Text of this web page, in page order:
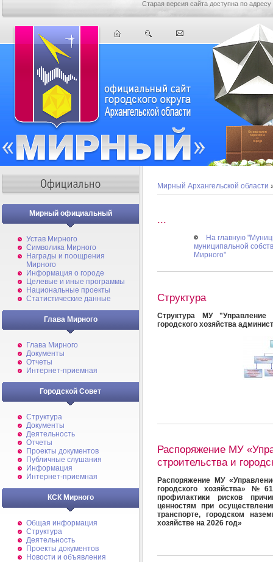
Старая версия сайта доступна по адресу
Мирный официальный
Устав Мирного
Символика Мирного
Награды и поощрения
Мирного
Информация о городе
Целевые и иные программы
Национальные проекты
Статистические данные
Глава Мирного
Глава Мирного
Документы
Отчеты
Интернет-приемная
Городской Совет
Структура
Документы
Деятельность
Отчеты
Проекты документов
Публичные слушания
Информация
Интернет-приемная
КСК Мирного
Общая информация
Структура
Деятельность
Проекты документов
Новости и объявления
Мирный Архангельской области
...
На главную
муниципальной
Мирного"
Структура
Структура МУ "Управление
городского хозяйства
Распоряжение МУ
строительства и
Распоряжение МУ
городского хозяйства»
профилактики рисков
ценностям при
транспорте, городском
хозяйстве на 2026 год»